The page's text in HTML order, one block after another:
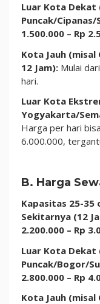
Luar Kota Dekat
Puncak/Cipanas/
1.500.000 – Rp
Kota Jauh
12 Jam): Mulai dari
hari.
Luar Kota
Yogyakarta/
Harga per hari
6.000.000,
B. Harga
Kapasitas 25-35
Sekitarnya (12
2.200.000 – Rp
Luar Kota Dekat
Puncak/Bogor/
2.800.000 – Rp
Kota Jauh (misal